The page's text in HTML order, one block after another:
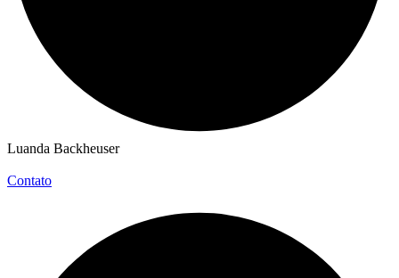
Luanda Backheuser
Contato